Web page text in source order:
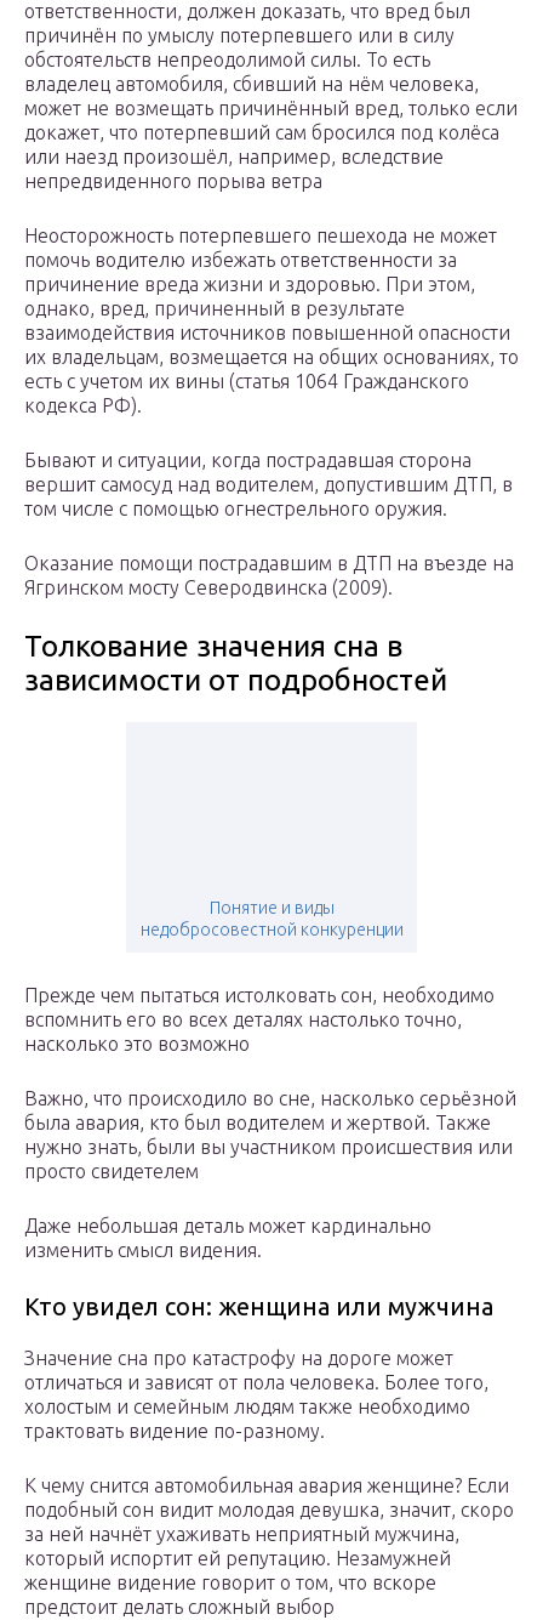
ответственности, должен доказать, что вред был
причинён по умыслу потерпевшего или в силу
обстоятельств непреодолимой силы. То есть
владелец автомобиля, сбивший на нём человека,
может не возмещать причинённый вред, только если
докажет, что потерпевший сам бросился под колёса
или наезд произошёл, например, вследствие
непредвиденного порыва ветра
Неосторожность потерпевшего пешехода не может
помочь водителю избежать ответственности за
причинение вреда жизни и здоровью. При этом,
однако, вред, причиненный в результате
взаимодействия источников повышенной опасности
их владельцам, возмещается на общих основаниях, то
есть с учетом их вины (статья 1064 Гражданского
кодекса РФ).
Бывают и ситуации, когда пострадавшая сторона
вершит самосуд над водителем, допустившим ДТП, в
том числе с помощью огнестрельного оружия.
Оказание помощи пострадавшим в ДТП на въезде на
Ягринском мосту Северодвинска (2009).
Толкование значения сна в
зависимости от подробностей
Понятие и виды
недобросовестной конкуренции
Прежде чем пытаться истолковать сон, необходимо
вспомнить его во всех деталях настолько точно,
насколько это возможно
Важно, что происходило во сне, насколько серьёзной
была авария, кто был водителем и жертвой. Также
нужно знать, были вы участником происшествия или
просто свидетелем
Даже небольшая деталь может кардинально
изменить смысл видения.
Кто увидел сон: женщина или мужчина
Значение сна про катастрофу на дороге может
отличаться и зависят от пола человека. Более того,
холостым и семейным людям также необходимо
трактовать видение по-разному.
К чему снится автомобильная авария женщине? Если
подобный сон видит молодая девушка, значит, скоро
за ней начнёт ухаживать неприятный мужчина,
который испортит ей репутацию. Незамужней
женщине видение говорит о том, что вскоре
предстоит делать сложный выбор